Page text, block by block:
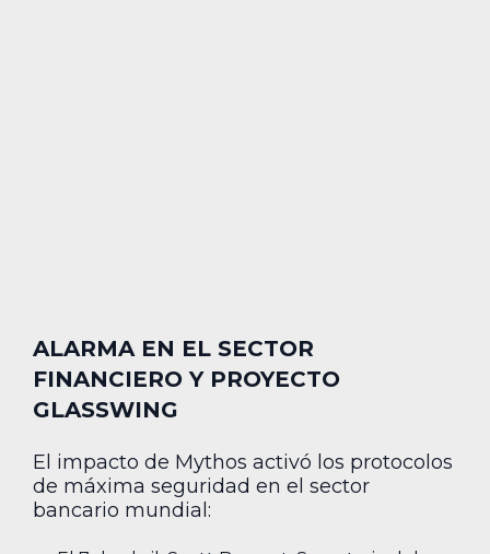
ALARMA EN EL SECTOR
FINANCIERO Y PROYECTO
GLASSWING
El impacto de Mythos activó los protocolos
de máxima seguridad en el sector
bancario mundial: